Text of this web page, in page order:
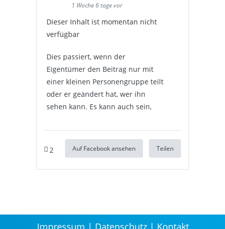
1 Woche 6 tage vor
Dieser Inhalt ist momentan nicht
verfügbar
Dies passiert, wenn der
Eigentümer den Beitrag nur mit
einer kleinen Personengruppe teilt
oder er geändert hat, wer ihn
sehen kann. Es kann auch sein,
2 Auf Facebook ansehen Teilen
Impressum Datenschutz Kontakt